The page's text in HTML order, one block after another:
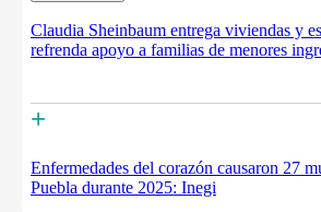
Claudia Sheinbaum entrega viviendas y
refrenda apoyo a familias de menores
+
Enfermedades del corazón causaron 27
Puebla durante 2025: Inegi